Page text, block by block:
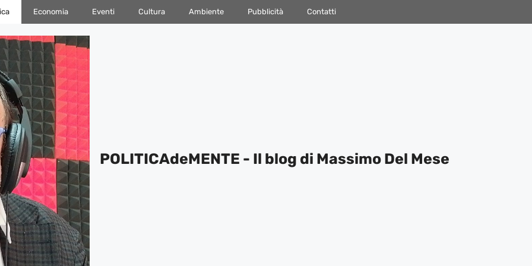
Economia Eventi Cultura Ambiente Pubblicità Contatti
POLITICAdeMENTE - Il blog di Massimo Del Mese